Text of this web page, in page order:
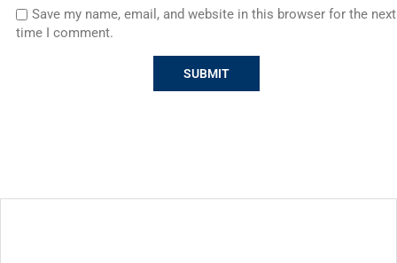
Save my name, email, and website in this browser for the next
time I comment.